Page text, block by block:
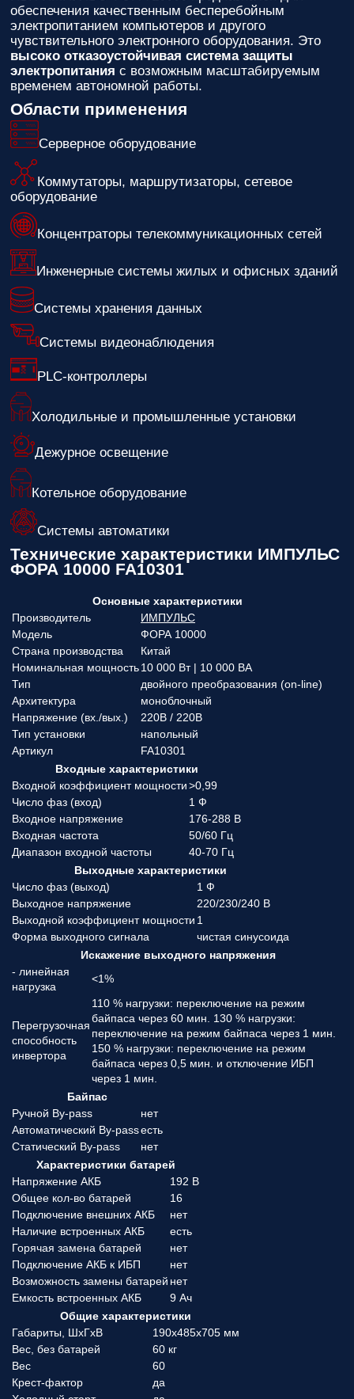
обеспечения качественным бесперебойным
электропитанием компьютеров и другого
чувствительного электронного оборудования. Это
высоко отказоустойчивая система защиты
электропитания с возможным масштабируемым
временем автономной работы.
Области применения
Серверное оборудование
Коммутаторы, маршрутизаторы, сетевое
оборудование
Концентраторы телекоммуникационных сетей
Инженерные системы жилых и офисных зданий
Системы хранения данных
Системы видеонаблюдения
PLC-контроллеры
Холодильные и промышленные установки
Дежурное освещение
Котельное оборудование
Системы автоматики
Технические характеристики ИМПУЛЬС
ФОРА 10000 FA10301
Основные характеристики
Производитель
ИМПУЛЬС
Модель
ФОРА 10000
Страна производства
Китай
Номинальная мощность10 000 Вт | 10 000 ВА
Тип
двойного преобразования (on-line)
Архитектура
моноблочный
Напряжение (вx./вых.)
220В / 220В
Тип установки
напольный
Артикул
FA10301
Входные характеристики
Входной коэффициент мощности>0,99
Число фаз (вход)
1 Ф
Входное напряжение
176-288 В
Входная частота
50/60 Гц
Диапазон входной частоты
40-70 Гц
Выходные характеристики
Число фаз (выход)
1 Ф
Выходное напряжение
220/230/240 В
Выходной коэффициент мощности 1
Форма выходного сигнала
чистая синусоида
Искажение выходного напряжения
- линейная
нагрузка
<1%
Перегрузочная
способность
инвертора
110 % нагрузки: переключение на режим
байпаса через 60 мин. 130 % нагрузки:
переключение на режим байпаса через 1 мин.
150 % нагрузки: переключение на режим
байпаса через 0,5 мин. и отключение ИБП
через 1 мин.
Байпас
Ручной By-pass
нет
Автоматический By-passесть
Статический By-pass
нет
Характеристики батарей
Напряжение АКБ
192 В
Общее кол-во батарей
16
Подключение внешних АКБ
нет
Наличие встроенных АКБ
есть
Горячая замена батарей
нет
Подключение АКБ к ИБП
нет
Возможность замены батарей нет
Емкость встроенных АКБ
9 Ач
Общие характеристики
Габариты, ШхГхВ
190x485x705 мм
Вес, без батарей
60 кг
Вес
60
Крест-фактор
да